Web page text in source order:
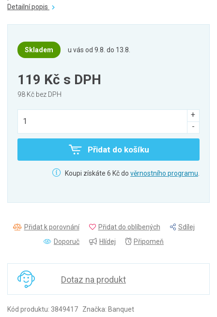
Detailní popis
Skladem u vás od 9.8. do 13.8.
119 Kč s DPH
98 Kč bez DPH
Přidat do košíku
Koupi získáte 6 Kč do věrnostního programu.
Přidat k porovnání Přidat do oblíbených
Sdílej
Doporuč
Hlídej Připomeň
Dotaz na produkt
Kód produktu: 3849417 Značka: Banquet